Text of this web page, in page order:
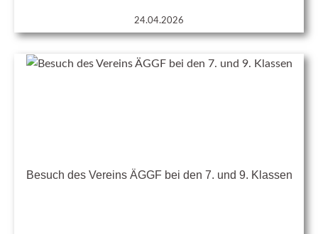
24.04.2026
Besuch des Vereins ÄGGF bei den 7. und 9. Klassen